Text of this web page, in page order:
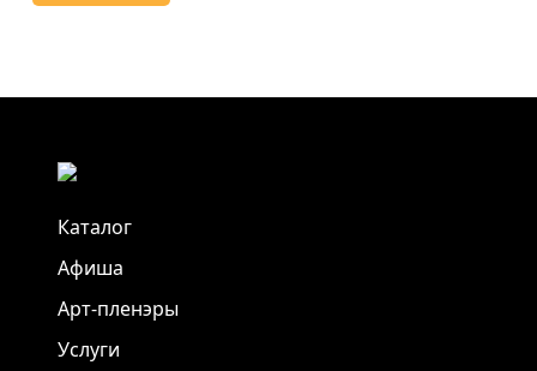
Каталог
Афиша
Арт-пленэры
Услуги